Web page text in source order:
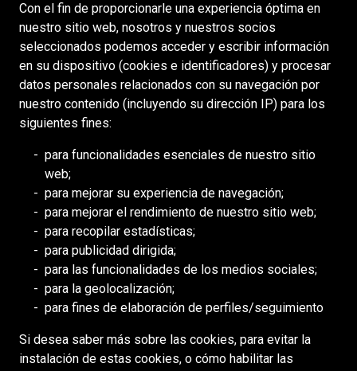
Con el fin de proporcionarle una experiencia óptima en
nuestro sitio web, nosotros y nuestros socios
seleccionados podemos acceder y escribir información
en su dispositivo (cookies e identificadores) y procesar
datos personales relacionados con su navegación por
nuestro contenido (incluyendo su dirección IP) para los
siguientes fines:
para funcionalidades esenciales de nuestro sitio
web;
para mejorar su experiencia de navegación;
para mejorar el rendimiento de nuestro sitio web;
para recopilar estadísticas;
para publicidad dirigida;
para las funcionalidades de los medios sociales;
para la geolocalización;
para fines de elaboración de perfiles/seguimiento
Si desea saber más sobre las cookies, para evitar la
instalación de estas cookies, o cómo habilitar las
Derechos de autor
Acceso
Portal para proveedores
Política de cookies
DEILMANN
Consejo de Mongolia (BCM)
Consejo de DDHH Minero (MiHR)
Asociación Nacional de Minería
Asociación Minera de Ontario
Minería de África Meridional (SAIMM
MEDIOS SOCIALES